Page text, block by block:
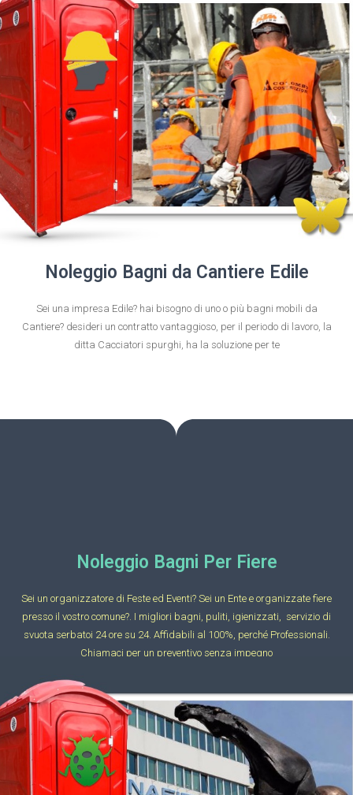
Noleggio Bagni da Cantiere Edile
Sei una impresa Edile? hai bisogno di uno o più bagni mobili da
Cantiere? desideri un contratto vantaggioso, per il periodo di lavoro, la
ditta Cacciatori spurghi, ha la soluzione per te
Noleggio Bagni Per Fiere
Sei un organizzatore di Feste ed Eventi? Sei un Ente e organizzate fiere
presso il vostro comune?. I migliori bagni, puliti, igienizzati, servizio di
svuota serbatoi 24 ore su 24. Affidabili al 100%, perché Professionali.
Chiamaci per un preventivo senza impegno